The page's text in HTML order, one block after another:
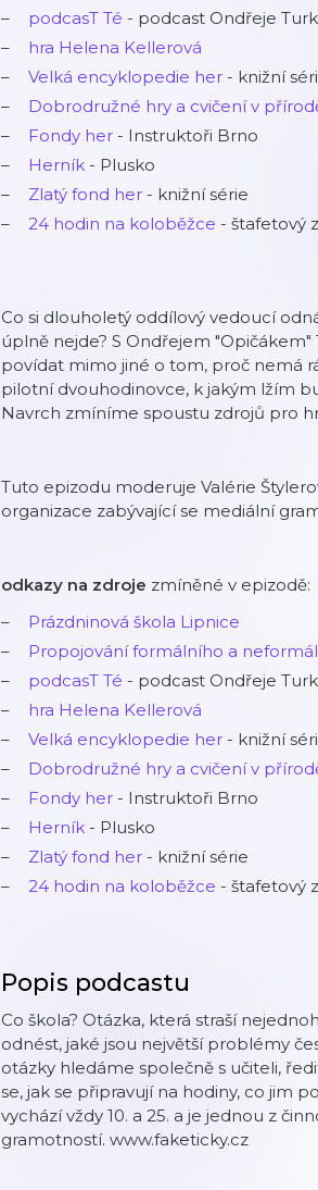
podcasT Té - podcast Ondřeje
hra Helena Kellerová
Velká encyklopedie her - knižní
Dobrodružné hry a cvičení v
Fondy her - Instruktoři Brno
Herník - Plusko
Zlatý fond her - knižní série
24 hodin na koloběžce - štafetový
Co si dlouholetý oddílový vedoucí
úplně nejde? S Ondřejem
povídat mimo jiné o tom, proč nemá
pilotní dvouhodinovce, k jakým lžím
Navrch zmíníme spoustu zdrojů pro
Tuto epizodu moderuje Valérie
organizace zabývající se mediální
odkazy na zdroje zmíněné v epizodě:
Prázdninová škola Lipnice
Propojování formálního a
podcasT Té - podcast Ondřeje
hra Helena Kellerová
Velká encyklopedie her - knižní
Dobrodružné hry a cvičení v
Fondy her - Instruktoři Brno
Herník - Plusko
Zlatý fond her - knižní série
24 hodin na koloběžce - štafetový
Popis podcastu
Co škola? Otázka, která straší
odnést, jaké jsou největší problémy
otázky hledáme společně s učiteli,
se, jak se připravují na hodiny, co jim
vychází vždy 10. a 25. a je jednou z
gramotností. www.faketicky.cz